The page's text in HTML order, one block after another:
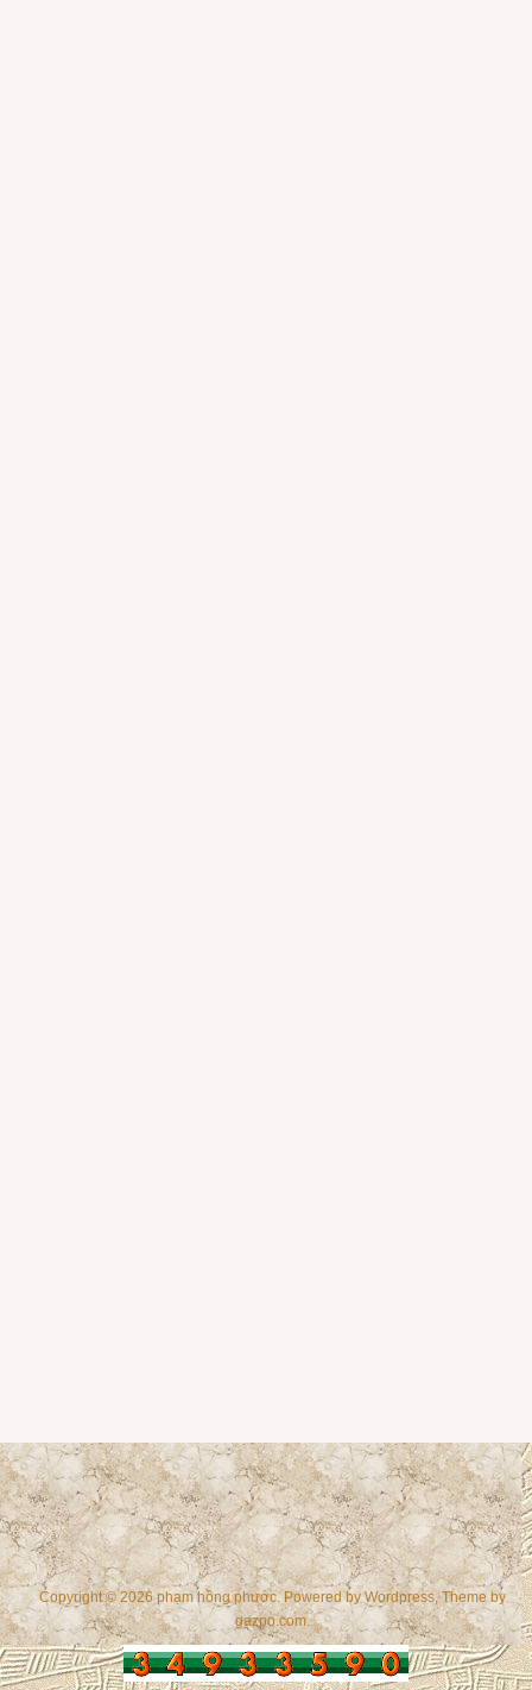
Copyright © 2026 phạm hồng phước. Powered byWordpress, Theme by
gazpo.com.